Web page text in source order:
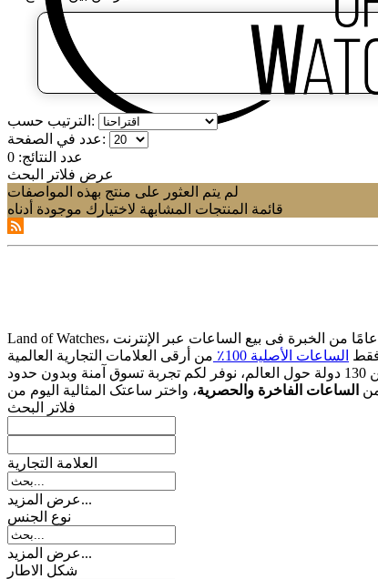
الترتيب حسب:
عدد في الصفحة:
عدد النتائج: 0
عرض فلاتر البحث
لم يتم العثور على منتج بهذه المواصفات
قائمة المنتجات المشابهة لاختيارك موجودة أدناه
الساعات الأصلیة 100٪
الساعات الفاخرة والحصریة
فلاتر البحث
العلامة التجارية
عرض المزيد...
نوع الجنس
عرض المزيد...
شکل الاطار